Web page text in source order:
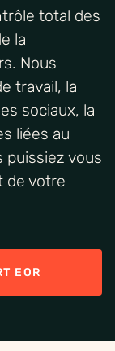
total des
la
Nous
travail, la
sociaux, la
liées au
puissiez vous
de votre
EOR